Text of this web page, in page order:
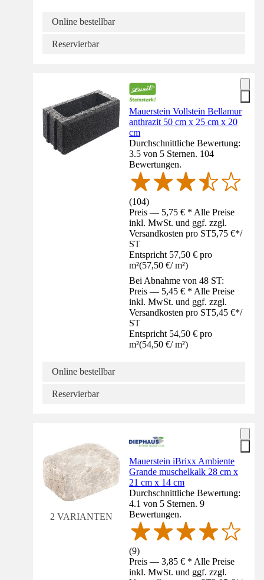
Online bestellbar
Reservierbar
Mauerstein Vollstein Bellamur
anthrazit 50 cm x 25 cm x 20
cm
Durchschnittliche Bewertung:
3.5 von 5 Sternen. 104
Bewertungen.
(104)
Preis — 5,75 € * Alle Preise
inkl. MwSt. und ggf. zzgl.
Versandkosten pro ST5,75 €*/
ST
Entspricht 57,50 € pro
m²(57,50 €/ m²)
Bei Abnahme von 48 ST:
Preis — 5,45 € * Alle Preise
inkl. MwSt. und ggf. zzgl.
Versandkosten pro ST5,45 €*/
ST
Entspricht 54,50 € pro
m²(54,50 €/ m²)
Online bestellbar
Reservierbar
2 VARIANTEN
Mauerstein iBrixx Ambiente
Grande muschelkalk 28 cm x
21 cm x 14 cm
Durchschnittliche Bewertung:
4.1 von 5 Sternen. 9
Bewertungen.
(9)
Preis — 3,85 € * Alle Preise
inkl. MwSt. und ggf. zzgl.